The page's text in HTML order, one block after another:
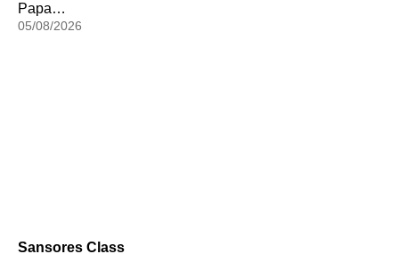
Papa…
05/08/2026
Sansores Class